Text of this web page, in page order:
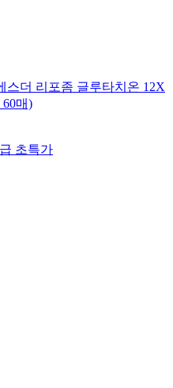
스더 리포좀 글루타치온 12X
60매)
초특가